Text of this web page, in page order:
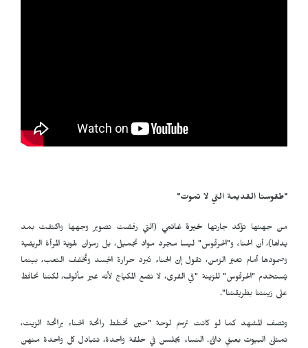
"طقوسنا القديمة التي لا تموت"
من جهتها تؤكد جارتها خيرة غانمي (التي رفضت تصوير وجهها واكتفت بمد
يداها)، أن الحناء و"الحرقوس" ليسا مجرد مواد تجميل، بل رمزان لهوية المرأة الريفية
وصمودها أمام تغيّر الزمن، تقول إنّ الحناء تُبرد حرارة الجسد وتُخفف التعب، بينما
يُستخدم "الحرقوس" للزينة "في القرى، لا نضع المكياج لأنه غير مألوف، لكننا نحافظ
على زينتنا بطريقتنا".
وتصف المشهد كما لو كانت ترسم لوحة "حين تختلط رائحة الحناء برائحة الزيت،
تمتلئ البيوت بعبقٍ دافئ. النساء يجلسن في حلقة واحدة، تتبادل كل واحدة منهن